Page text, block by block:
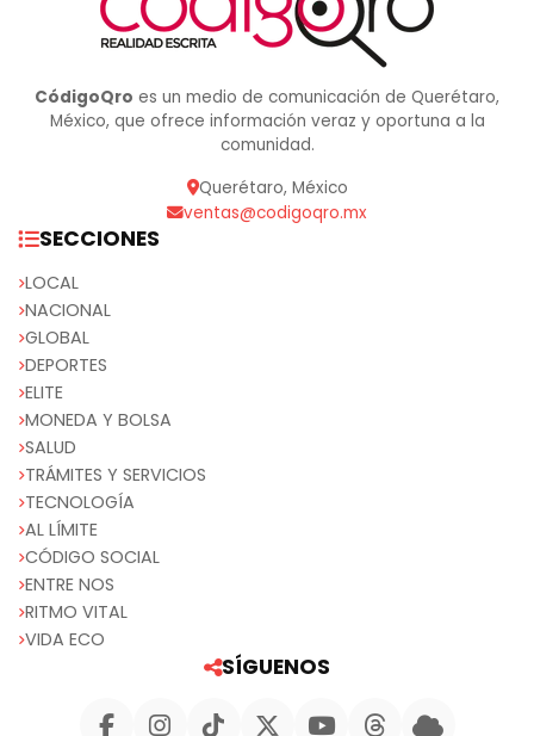
CódigoQro es un medio de comunicación de Querétaro,
México, que ofrece información veraz y oportuna a la
comunidad.
Querétaro, México
ventas@codigoqro.mx
SECCIONES
LOCAL
NACIONAL
GLOBAL
DEPORTES
ELITE
MONEDA Y BOLSA
SALUD
TRÁMITES Y SERVICIOS
TECNOLOGÍA
AL LÍMITE
CÓDIGO SOCIAL
ENTRE NOS
RITMO VITAL
VIDA ECO
SÍGUENOS